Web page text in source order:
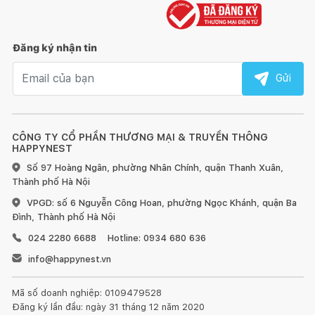
Chất liệu:
Modal là một trong những loại vải được ưa chuộng nhất tại
Everon. Đây là vật liệu vải sinh học được làm từ Cellulose tái
chế từ cây sồi. Vải Modal được ứng dụng phổ biến cho cả quần
Chất liệu vải này có rất nhiều ưu điểm vượt trội chinh phục
khách hàng:
CÔNG TY CỔ PHẦN THƯƠNG MẠI & TRUYỀN THÔNG
HAPPYNEST
Số 97 Hoàng Ngân, phường Nhân Chính, quận Thanh Xuân,
Thành phố Hà Nội
VPGD: số 6 Nguyễn Công Hoan, phường Ngọc Khánh, quận Ba
Đình, Thành phố Hà Nội
024 2280 6688
Hotline: 0934 680 636
info@happynest.vn
Mã số doanh nghiệp: 0109479528
Đăng ký lần đầu: ngày 31 tháng 12 năm 2020
Đăng ký nhận tin
Gửi